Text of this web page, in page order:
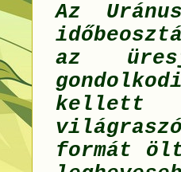
Az
az
kellett
formát